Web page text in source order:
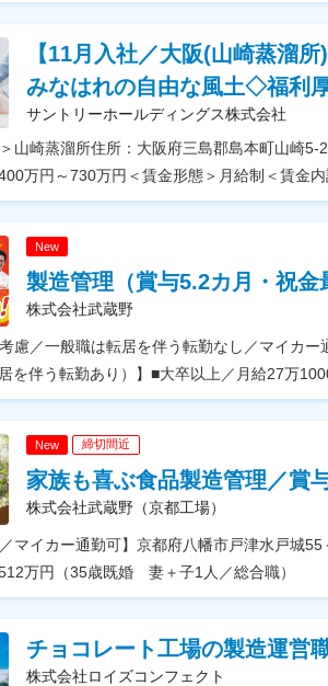
【11月入社／大阪(山崎蒸溜
みなはれの自由な風土◇福利
サントリーホールディングス株式会社
New
製造管理（賞与5.2カ月・祝金
株式会社武蔵野
New 締切間近
家族も喜ぶ食品製造管理／賞
株式会社武蔵野（京都工場）
万円（35歳既婚 妻＋子1人／総合職）
チョコレート工場の製造運営
株式会社ロイズコンフェクト